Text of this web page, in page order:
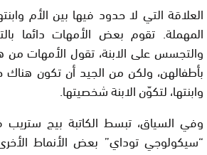
العلاقة التي لا حدود فيها بين الأم
المهملة. تقوم بعض الأمهات دائما
والتجسس على الابنة، تقول الأمهات من
بأطفالهن، ولكن من الجيد أن تكون
وابنتها، لتكوّن الابنة شخصيتها.
وفي السياق، تبسط الكاتبة بيج
“سيكولوجي توداي” بعض الأنماط